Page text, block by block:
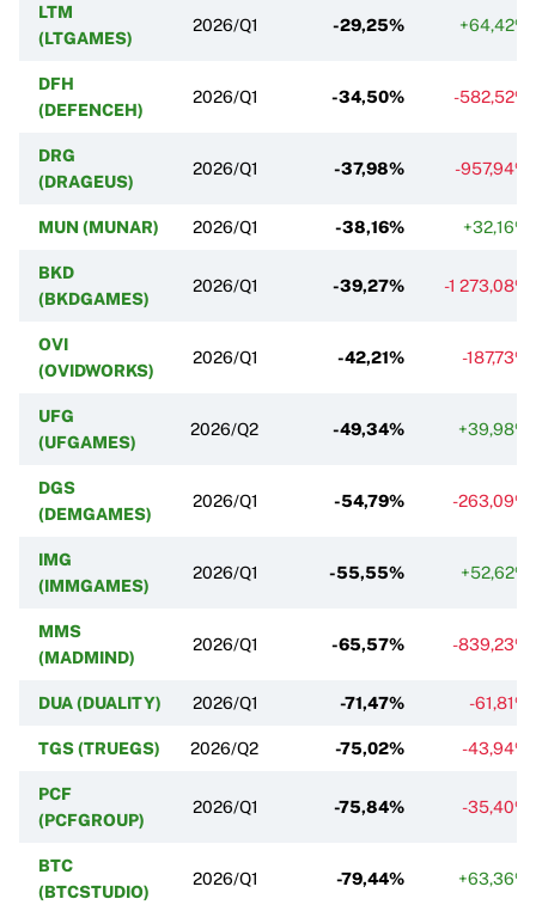
LTM
(LTGAMES)
2026/Q1 -29,25% +64,42%
DFH
(DEFENCEH)
2026/Q1 -34,50% -582,52%
DRG
(DRAGEUS)
2026/Q1 -37,98% -957,94%
MUN (MUNAR) 2026/Q1 -38,16% +32,16%
BKD
(BKDGAMES)
2026/Q1 -39,27% -1 273,08%
OVI
(OVIDWORKS)
2026/Q1 -42,21% -187,73%
UFG
(UFGAMES)
2026/Q2 -49,34% +39,98%
DGS
(DEMGAMES)
2026/Q1 -54,79% -263,09%
IMG
(IMMGAMES)
2026/Q1 -55,55% +52,62%
MMS
(MADMIND)
2026/Q1 -65,57% -839,23%
DUA (DUALITY) 2026/Q1 -71,47% -61,81%
TGS (TRUEGS) 2026/Q2 -75,02% -43,94%
PCF
(PCFGROUP)
2026/Q1 -75,84% -35,40%
BTC
(BTCSTUDIO)
2026/Q1 -79,44% +63,36%